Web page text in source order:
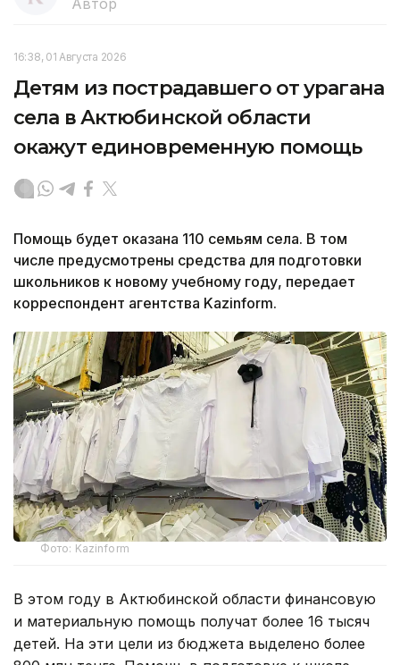
16:38, 01 Августа 2026
Детям из пострадавшего от урагана
села в Актюбинской области
окажут единовременную помощь
Помощь будет оказана 110 семьям села. В том
числе предусмотрены средства для подготовки
школьников к новому учебному году, передает
корреспондент агентства Kazinform.
Фото: Kazinform
В этом году в Актюбинской области финансовую
и материальную помощь получат более 16 тысяч
детей. На эти цели из бюджета выделено более